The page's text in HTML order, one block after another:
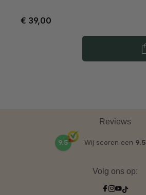
€ 39,00
Reviews
9.5 Wij scoren een 9.5
Volg ons op: